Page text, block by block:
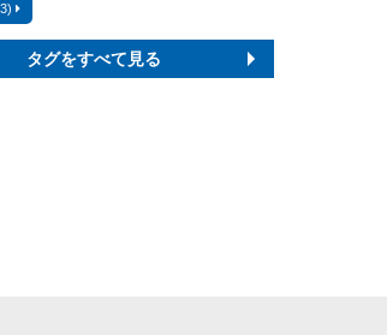
タグをすべて見る